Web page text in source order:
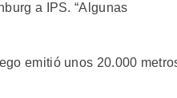
a IPS. “Algunas
emitió unos 20.000